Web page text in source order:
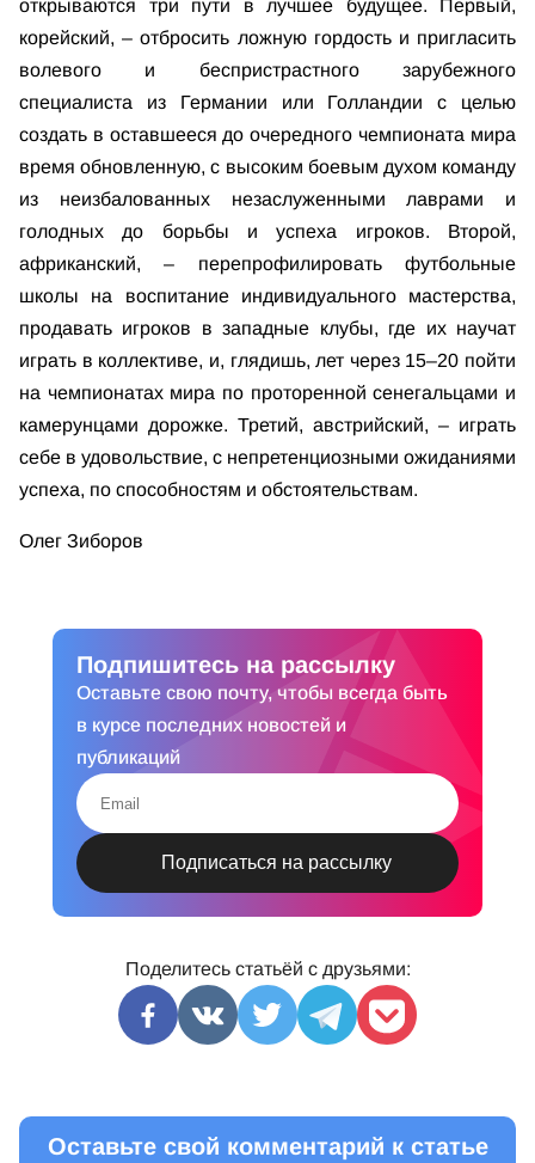
открываются три пути в лучшее будущее. Первый,
корейский, – отбросить ложную гордость и пригласить
волевого и беспристрастного зарубежного
специалиста из Германии или Голландии с целью
создать в оставшееся до очередного чемпионата мира
время обновленную, с высоким боевым духом команду
из неизбалованных незаслуженными лаврами и
голодных до борьбы и успеха игроков. Второй,
африканский, – перепрофилировать футбольные
школы на воспитание индивидуального мастерства,
продавать игроков в западные клубы, где их научат
играть в коллективе, и, глядишь, лет через 15–20 пойти
на чемпионатах мира по проторенной сенегальцами и
камерунцами дорожке. Третий, австрийский, – играть
себе в удовольствие, с непретенциозными ожиданиями
успеха, по способностям и обстоятельствам.
Олег Зиборов
Подпишитесь на рассылку
Оставьте свою почту, чтобы всегда быть
в курсе последних новостей и
публикаций
Поделитесь статьёй с друзьями:
Оставьте свой комментарий к статье